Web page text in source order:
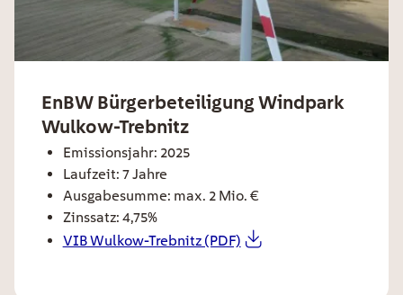
ee card title
EnBW Bürgerbeteiligung Windpark
Wulkow-Trebnitz
ee card text
Emissionsjahr: 2025
Laufzeit: 7 Jahre
Ausgabesumme: max. 2 Mio. €
Zinssatz: 4,75%
VIB Wulkow-Trebnitz (PDF)